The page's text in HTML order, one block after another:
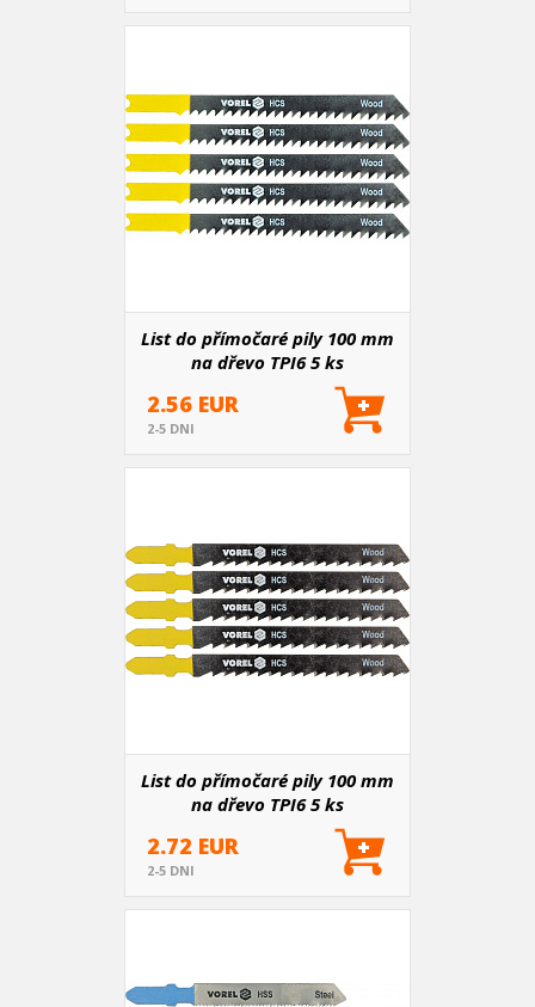
List do přímočaré pily 100 mm
na dřevo TPI6 5 ks
2.56 EUR
2-5 DNI
List do přímočaré pily 100 mm
na dřevo TPI6 5 ks
2.72 EUR
2-5 DNI